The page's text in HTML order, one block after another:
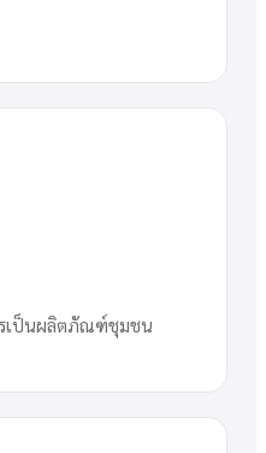
เป็นผลิตภัณฑ์ชุมชน